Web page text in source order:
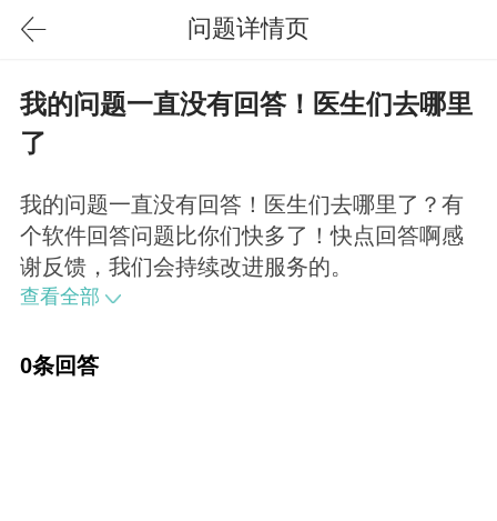
问题详情页
我的问题一直没有回答！医生们去哪里
了
我的问题一直没有回答！医生们去哪里了？有
个软件回答问题比你们快多了！快点回答啊感
谢反馈，我们会持续改进服务的。
查看全部
0条回答